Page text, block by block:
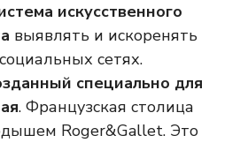
искусственного
выявлять и искоренять
сетях.
специально для
. Французская столица
Roger&Gallet. Это